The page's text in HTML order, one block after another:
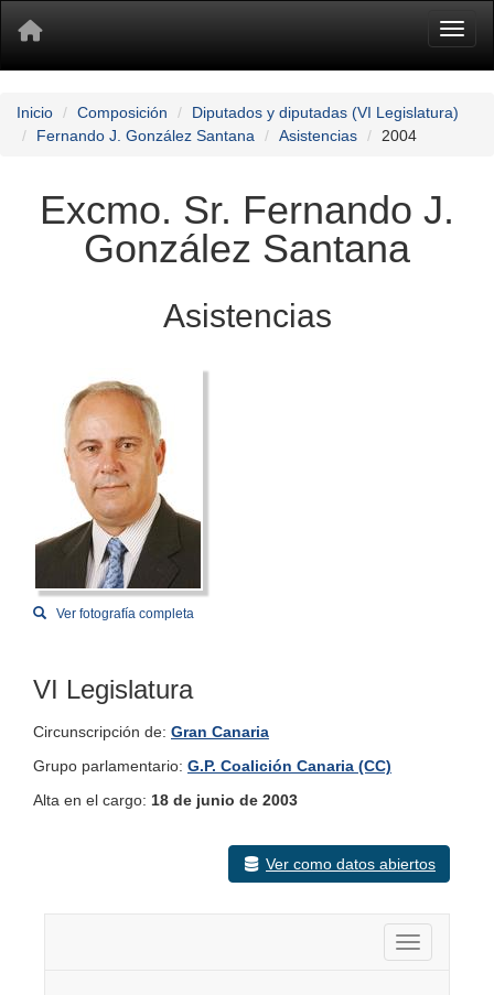
Inicio Composición
Diputados y diputadas (VI Legislatura)
Fernando J. González Santana
Asistencias 2004
Excmo. Sr. Fernando J.
González Santana
Asistencias
Ver fotografía completa
VI Legislatura
Circunscripción de: Gran Canaria
Grupo parlamentario: G.P. Coalición Canaria (CC)
Alta en el cargo: 18 de junio de 2003
Ver como datos abiertos
Activar